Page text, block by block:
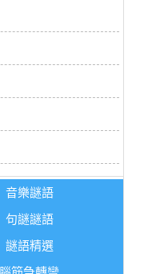
音樂謎語
句謎謎語
謎語精選